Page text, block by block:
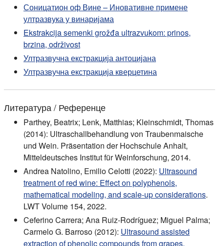
Соницатион оф Вине – Иновативне примене
ултразвука у винаријама
Ekstrakcija semenki grožđa ultrazvukom: prinos,
brzina, održivost
Ултразвучна екстракција антоцијана
Ултразвучна екстракција кверцетина
Литература / Референце
Parthey, Beatrix; Lenk, Matthias; Kleinschmidt, Thomas
(2014): Ultraschallbehandlung von Traubenmaische
und Wein. Präsentation der Hochschule Anhalt,
Mitteldeutsches Institut für Weinforschung, 2014.
Andrea Natolino, Emilio Celotti (2022): Ultrasound
treatment of red wine: Effect on polyphenols,
mathematical modeling, and scale-up considerations.
LWT Volume 154, 2022.
Ceferino Carrera; Ana Ruiz-Rodríguez; Miguel Palma;
Carmelo G. Barroso (2012): Ultrasound assisted
extraction of phenolic compounds from grapes.